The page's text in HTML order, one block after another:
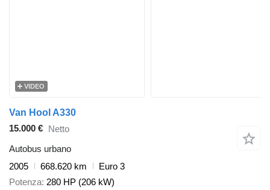
VIDEO
Van Hool A330
15.000 € Netto
Autobus urbano
2005
668.620 km
Euro 3
Potenza 280 HP (206 kW)